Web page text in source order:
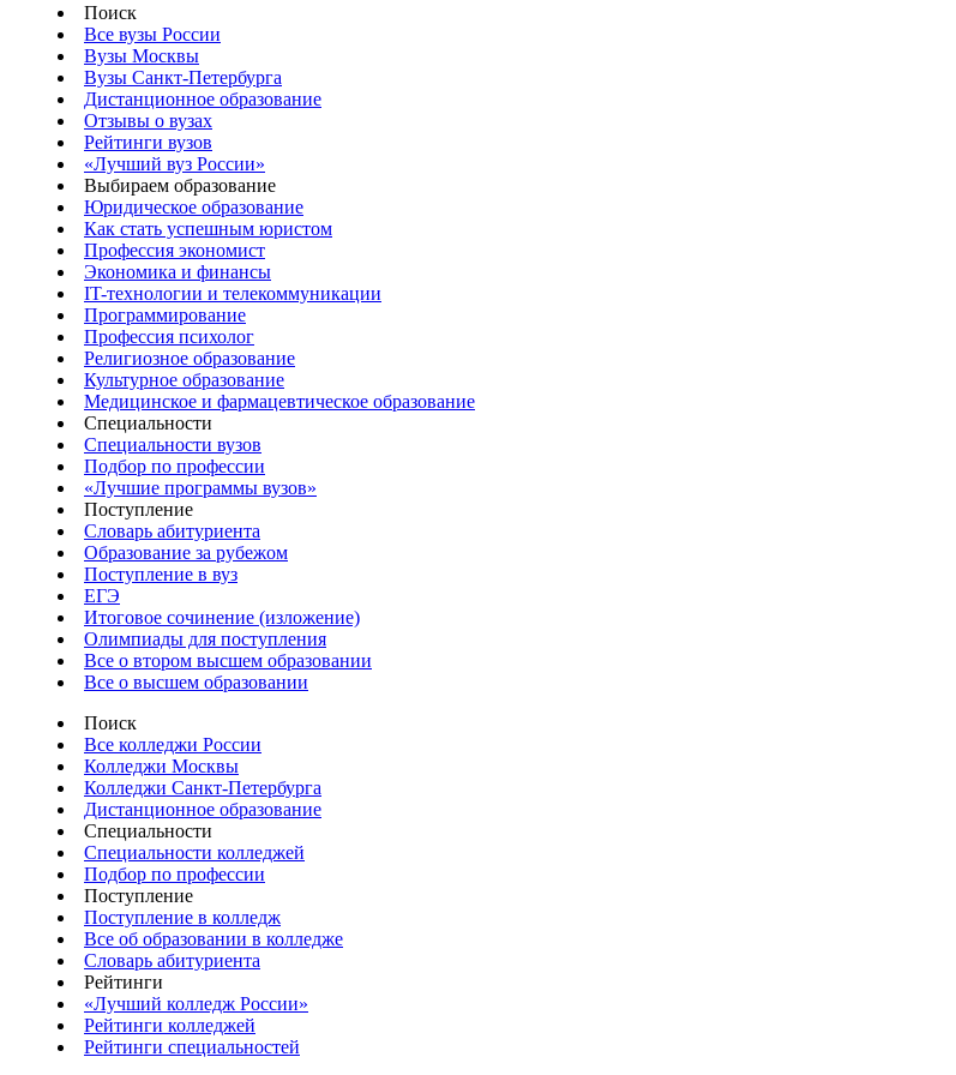
Поиск
Все вузы России
Вузы Москвы
Вузы Санкт-Петербурга
Дистанционное образование
Отзывы о вузах
Рейтинги вузов
«Лучший вуз России»
Выбираем образование
Юридическое образование
Как стать успешным юристом
Профессия экономист
Экономика и финансы
IT-технологии и телекоммуникации
Программирование
Профессия психолог
Религиозное образование
Культурное образование
Медицинское и фармацевтическое образование
Специальности
Специальности вузов
Подбор по профессии
«Лучшие программы вузов»
Поступление
Словарь абитуриента
Образование за рубежом
Поступление в вуз
ЕГЭ
Итоговое сочинение (изложение)
Олимпиады для поступления
Все о втором высшем образовании
Все о высшем образовании
Поиск
Все колледжи России
Колледжи Москвы
Колледжи Санкт-Петербурга
Дистанционное образование
Специальности
Специальности колледжей
Подбор по профессии
Поступление
Поступление в колледж
Все об образовании в колледже
Словарь абитуриента
Рейтинги
«Лучший колледж России»
Рейтинги колледжей
Рейтинги специальностей